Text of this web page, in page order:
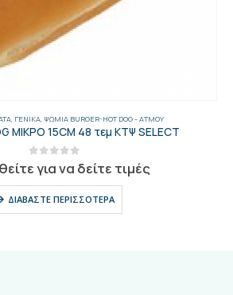
, ΓΕΝΙΚΑ, ΨΩΜΙΆ BURGER-HOT DOG - AΤΜΟΎ
ΜΙΚΡΟ 15CM 48 τεμ ΚΤΨ SELECT
out of 5
για να δείτε τιμές
ΔΙΑΒΆΣΤΕ ΠΕΡΙΣΣΌΤΕΡΑ